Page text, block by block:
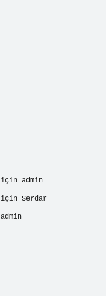
için admin
için Serdar
admin